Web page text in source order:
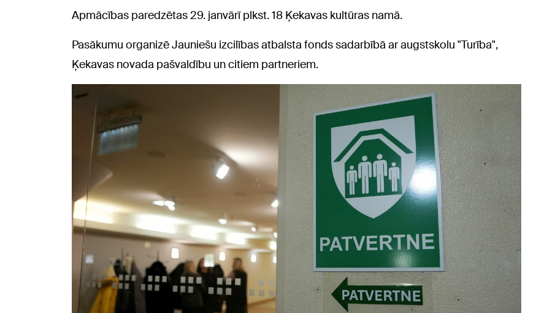
Apmācības paredzētas 29. janvārī plkst. 18 Ķekavas kultūras namā.
Pasākumu organizē Jauniešu izcilības atbalsta fonds sadarbībā ar augstskolu "Turība",
Ķekavas novada pašvaldību un citiem partneriem.